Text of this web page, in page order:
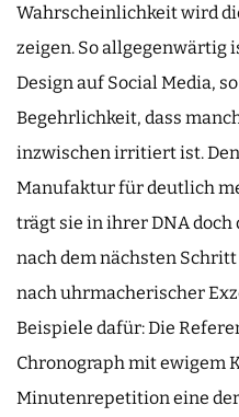
Wahrscheinlichkeit wird
zeigen. So allgegenwärtig
Design auf Social Media,
Begehrlichkeit, dass
inzwischen irritiert ist.
Manufaktur für deutlich
trägt sie in ihrer DNA doch
nach dem nächsten
nach uhrmacherischer
Beispiele dafür: Die
Chronograph mit ewigem
Minutenrepetition eine